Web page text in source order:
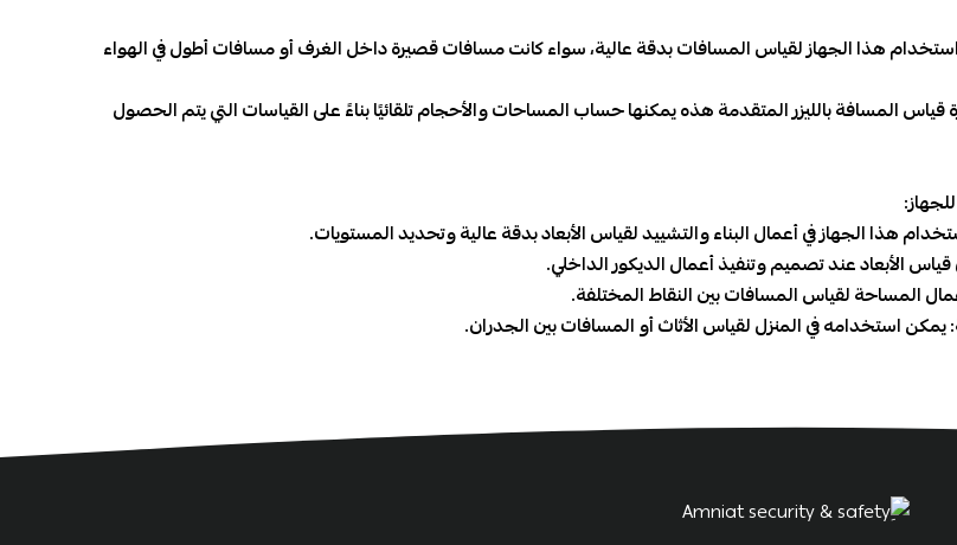
هذا الجهاز لقياس المسافات بدقة عالية، سواء كانت مسافات قصيرة داخل الغرف أو مسافات أطول في الهواء
المسافة بالليزر المتقدمة هذه يمكنها حساب المساحات والأحجام تلقائيًا بناءً على القياسات التي يتم الحصول
هذا الجهاز في أعمال البناء والتشييد لقياس الأبعاد بدقة عالية وتحديد المستويات.
قياس الأبعاد عند تصميم وتنفيذ أعمال الديكور الداخلي.
المساحة لقياس المسافات بين النقاط المختلفة.
استخدامه في المنزل لقياس الأثاث أو المسافات بين الجدران.